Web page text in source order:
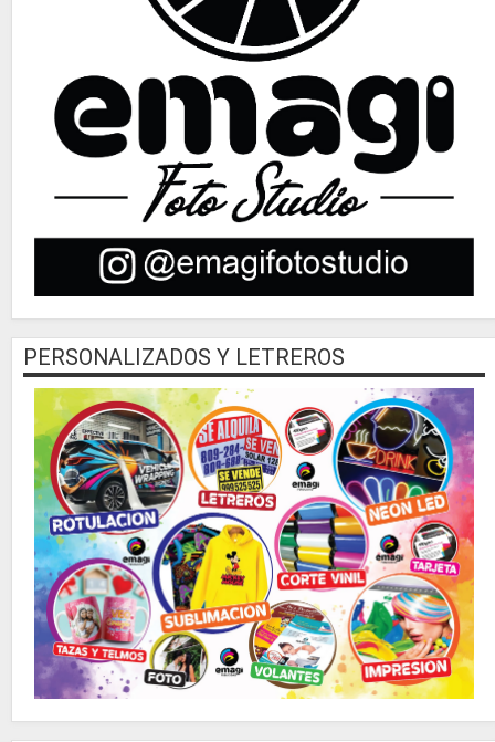
PERSONALIZADOS Y LETREROS